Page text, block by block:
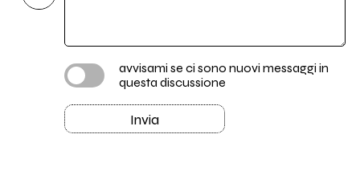
avvisami se ci sono nuovi messaggi in
questa discussione
Invia